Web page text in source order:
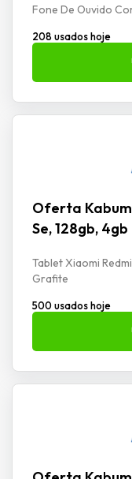
Fone De Ouvido
208 usados hoje
Oferta
Se, 128gb,
Tablet Xiaomi
Grafite
500 usados hoje